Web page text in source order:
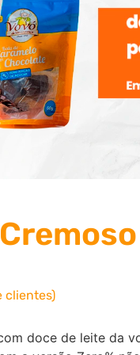
clientes)
doce de leite da